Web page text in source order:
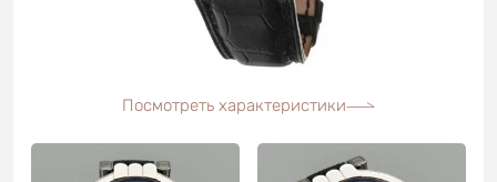
Посмотреть характеристики